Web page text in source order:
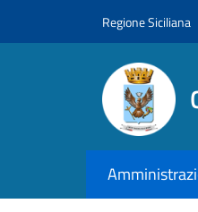
Regione Siciliana